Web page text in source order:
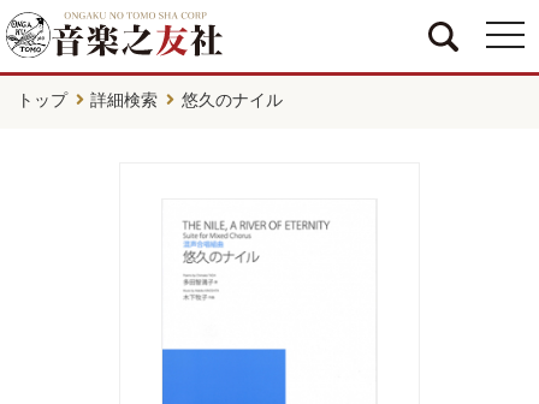
トップ 詳細検索 悠久のナイル